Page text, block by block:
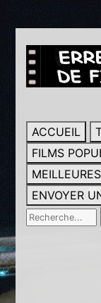
ACCUEIL
FILMS
ENVOYER